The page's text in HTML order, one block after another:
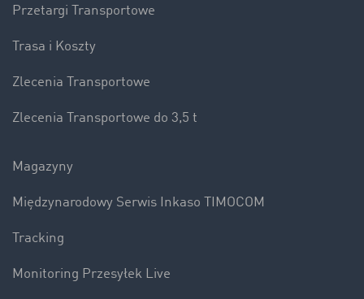
Przetargi Transportowe
Trasa i Koszty
Zlecenia Transportowe
Zlecenia Transportowe do 3,5 t
Magazyny
Międzynarodowy Serwis Inkaso TIMOCOM
Tracking
Monitoring Przesyłek Live